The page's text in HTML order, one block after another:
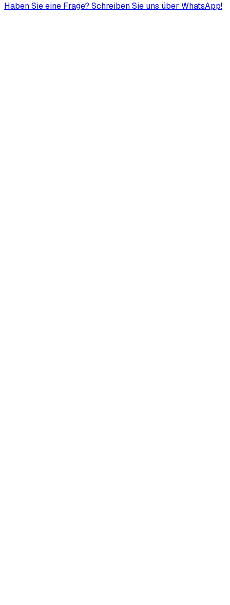
Haben Sie eine Frage? Schreiben Sie uns über WhatsApp!